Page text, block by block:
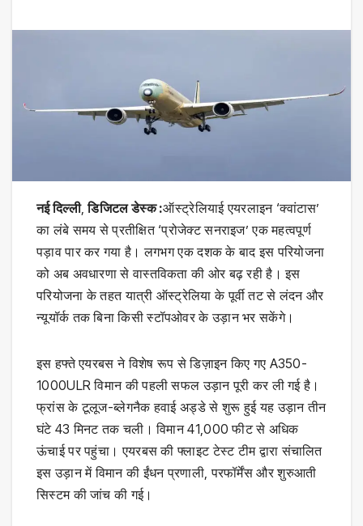
नई दिल्ली,डिजिटल डेस्क :ऑस्ट्रेलियाई एयरलाइन ‘क्वांटास’
का लंबे समय से प्रतीक्षित ‘प्रोजेक्ट सनराइज’ एक महत्वपूर्ण
पड़ाव पार कर गया है। लगभग एक दशक के बाद इस परियोजना
को अब अवधारणा से वास्तविकता की ओर बढ़ रही है। इस
परियोजना के तहत यात्री ऑस्ट्रेलिया के पूर्वी तट से लंदन और
न्यूयॉर्क तक बिना किसी स्टॉपओवर के उड़ान भर सकेंगे।
इस हफ्ते एयरबस ने विशेष रूप से डिज़ाइन किए गए A350-
1000ULR विमान की पहली सफल उड़ान पूरी कर ली गई है।
फ्रांस के टूलूज-ब्लेगनैक हवाई अड्डे से शुरू हुई यह उड़ान तीन
घंटे 43 मिनट तक चली। विमान 41,000 फीट से अधिक
ऊंचाई पर पहुंचा। एयरबस की फ्लाइट टेस्ट टीम द्वारा संचालित
इस उड़ान में विमान की ईंधन प्रणाली, परफॉर्मेंस और शुरुआती
सिस्टम की जांच की गई।